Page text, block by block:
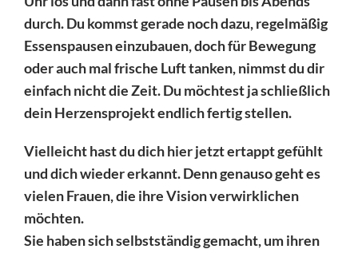
durch. Du kommst gerade noch dazu, regelmäßig
Essenspausen einzubauen, doch für Bewegung
oder auch mal frische Luft tanken, nimmst du dir
einfach nicht die Zeit. Du möchtest ja schließlich
dein Herzensprojekt endlich fertig stellen.
Vielleicht hast du dich hier jetzt ertappt gefühlt
und dich wieder erkannt. Denn genauso geht es
vielen Frauen, die ihre Vision verwirklichen
möchten.
Sie haben sich selbstständig gemacht, um ihren